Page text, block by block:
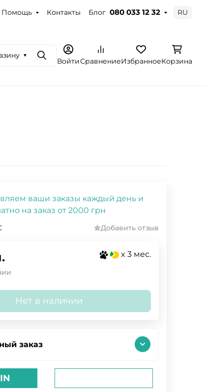
Помощь Контакты Блог 080 033 12 32 RU
ПоискВойтиСравнениеИзбранноеКорзина
ваши заказы каждый день и
на заказ от 2000 грн
Добавить отзыв
x 3 мес.
Нет в наличии
заказ